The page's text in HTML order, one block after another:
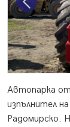
Previous
Автопарка
изпълнител
Радомирско.